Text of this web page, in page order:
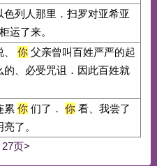
列人那里．扫罗对亚希亚
了来。
你父亲曾叫百姓严严的起
的、必受咒诅．因此百姓就
累 你们了． 你看、我尝了
了。
27页>